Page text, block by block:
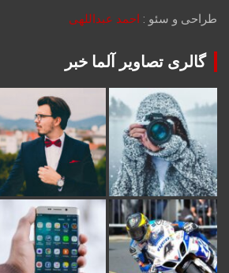
طراحی و سئو : احمد عبداللهی
گالری تصاویر آلما خبر